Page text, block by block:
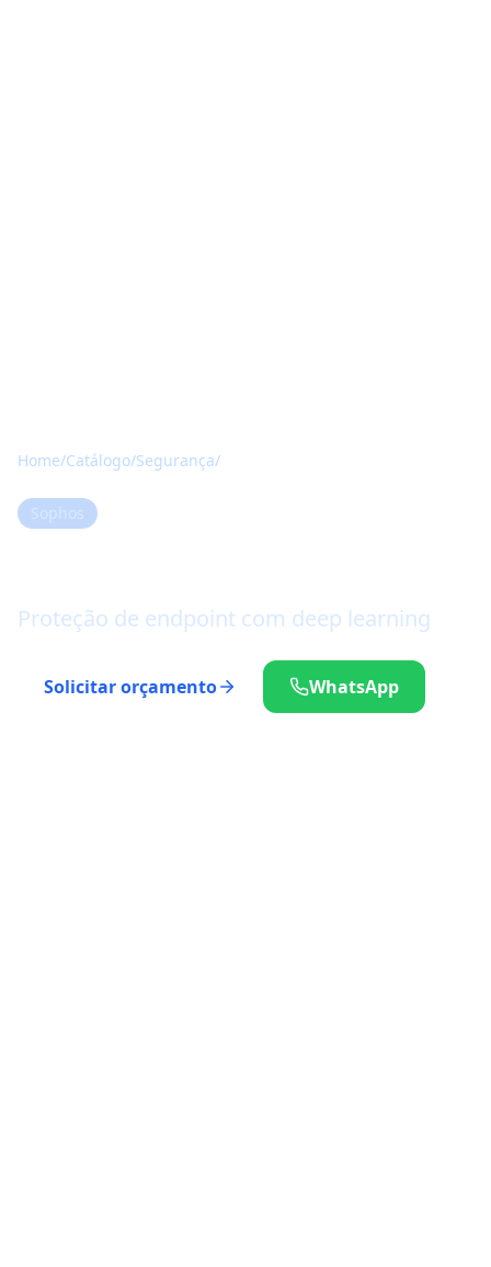
Home/Catálogo/Segurança/
Sophos
Proteção de endpoint com deep learning
Solicitar orçamento WhatsApp